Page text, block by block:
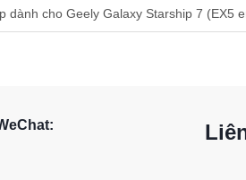
dành cho Geely Galaxy Starship 7 (EX5